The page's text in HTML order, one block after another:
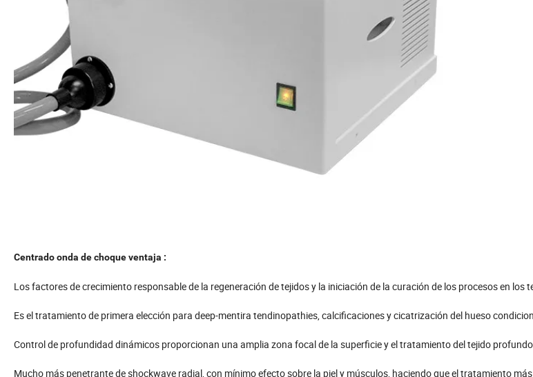
Centrado onda de choque ventaja :
Los factores de crecimiento responsable de la regeneración de tejidos y la iniciación de la curación de los procesos en los
Es el tratamiento de primera elección para deep-mentira tendinopathies, calcificaciones y cicatrización del hueso
Control de profundidad dinámicos proporcionan una amplia zona focal de la superficie y el tratamiento del tejido profundo
Mucho más penetrante de shockwave radial, con mínimo efecto sobre la piel y músculos, haciendo que el tratamiento